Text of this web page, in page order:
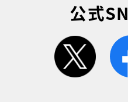
公式
twitter